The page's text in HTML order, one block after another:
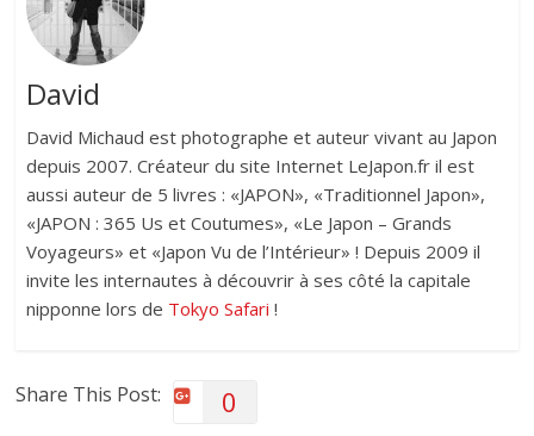
David
David Michaud est photographe et auteur vivant au Japon
depuis 2007. Créateur du site Internet LeJapon.fr il est
aussi auteur de 5 livres : «JAPON», «Traditionnel Japon»,
«JAPON : 365 Us et Coutumes», «Le Japon – Grands
Voyageurs» et «Japon Vu de l’Intérieur» ! Depuis 2009 il
invite les internautes à découvrir à ses côté la capitale
nipponne lors de Tokyo Safari !
Share This Post: 0